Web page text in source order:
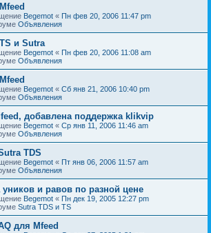
Begemot « Пн фев 20, 2006 11:47 pm
Объявления
и Sutra
Begemot « Пн фев 20, 2006 11:08 am
Объявления
Begemot « Сб янв 21, 2006 10:40 pm
Объявления
добавлена поддержка klikvip
Begemot « Ср янв 11, 2006 11:46 am
Объявления
TDS
Begemot « Пт янв 06, 2006 11:57 am
Объявления
уников и равов по разной цене
Begemot « Пн дек 19, 2005 12:27 pm
Sutra TDS и TS
для Mfeed